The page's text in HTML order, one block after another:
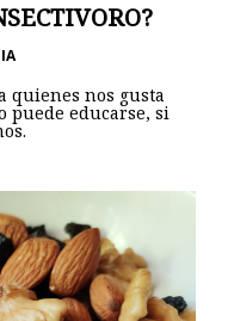
quienes nos gusta
puede educarse, si